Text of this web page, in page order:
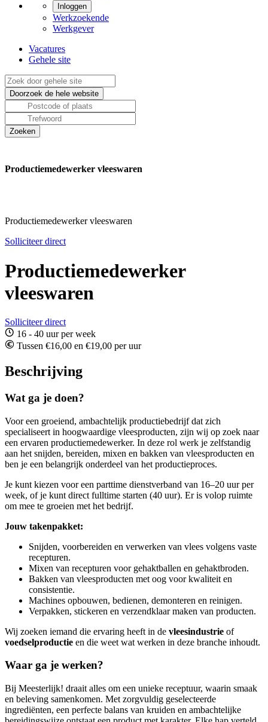
Inloggen
Werkzoekende
Werkgever
Vacatures
Gehele site
Productiemedewerker vleeswaren
Productiemedewerker vleeswaren
Solliciteer direct
Productiemedewerker
vleeswaren
Solliciteer direct
16 - 40 uur per week
Tussen €16,00 en €19,00 per uur
Beschrijving
Wat ga je doen?
Voor een groeiend, ambachtelijk productiebedrijf dat zich
specialiseert in hoogwaardige vleesproducten, zijn wij op zoek naar
een ervaren productiemedewerker. In deze rol werk je zelfstandig
aan het snijden, bereiden, mixen en bakken van vleesproducten en
ben je een belangrijk onderdeel van het productieproces.
Je kunt kiezen voor een parttime dienstverband van 16–20 uur per
week, of je kunt direct fulltime starten (40 uur). Er is volop ruimte
om mee te groeien met het bedrijf.
Jouw takenpakket:
Snijden, voorbereiden en verwerken van vlees volgens vaste
recepturen.
Mixen van recepturen voor gehaktballen en gehaktbroden.
Bakken van vleesproducten met oog voor kwaliteit en
consistentie.
Machines opbouwen, bedienen, demonteren en reinigen.
Verpakken, stickeren en verzendklaar maken van producten.
Wij zoeken iemand die ervaring heeft in de vleesindustrie of
voedselproductie en die weet wat werken in deze branche inhoudt.
Waar ga je werken?
Bij Meesterlijk! draait alles om een unieke receptuur, waarin smaak
en beleving samenkomen. Met zorgvuldig geselecteerde
ingrediënten, een perfecte balans van kruiden en ambachtelijke